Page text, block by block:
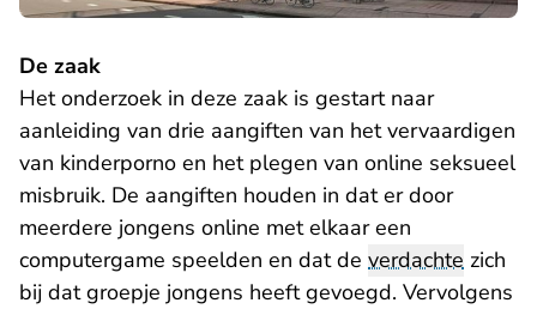
De zaak
Het onderzoek in deze zaak is gestart naar
aanleiding van drie aangiften van het vervaardigen
van kinderporno en het plegen van online seksueel
misbruik. De aangiften houden in dat er door
meerdere jongens online met elkaar een
computergame speelden en dat de verdachte zich
bij dat groepje jongens heeft gevoegd. Vervolgens